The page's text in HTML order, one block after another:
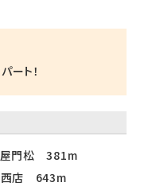
ート！
屋門松 381m
西店 643m